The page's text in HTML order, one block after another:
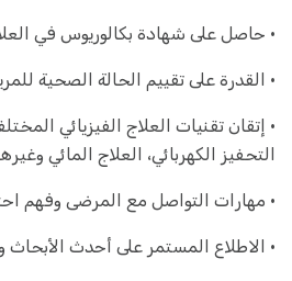
• حاصل على شهادة بكالوريوس في
• القدرة على تقييم الحالة الصحية
• إتقان تقنيات العلاج الفيزيائي
التحفيز الكهربائي، العلاج المائي
• مهارات التواصل مع المرضى وفهم
• الاطلاع المستمر على أحدث الأبحاث